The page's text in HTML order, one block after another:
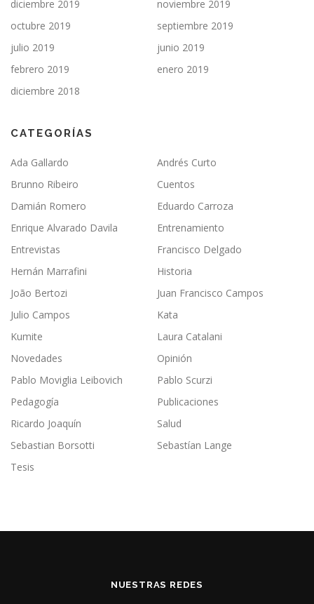
diciembre 2019
noviembre 2019
octubre 2019
septiembre 2019
julio 2019
junio 2019
febrero 2019
enero 2019
diciembre 2018
CATEGORÍAS
Ada Gallardo
Andrés Curto
Brunno Ribeiro
Cuentos
Damián Romero
Eduardo Carroza
Enrique Alvarado Davila
Entrenamiento
Entrevistas
Francisco Delgado
Hernán Marrafini
Historia
João Bertozi
Juan Francisco Campos
Julio Campos
Kata
Kumite
Laura Catalani
Novedades
Opinión
Pablo Moviglia Leibovich
Pablo Scurzi
Pedagogía
Publicaciones
Ricardo Joaquín
Salud
Sebastian Borsotti
Sebastían Lange
Tesis
NUESTRAS REDES